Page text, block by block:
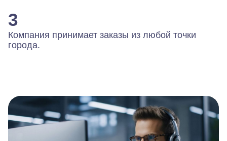
3
Компания принимает заказы из любой точки
города.